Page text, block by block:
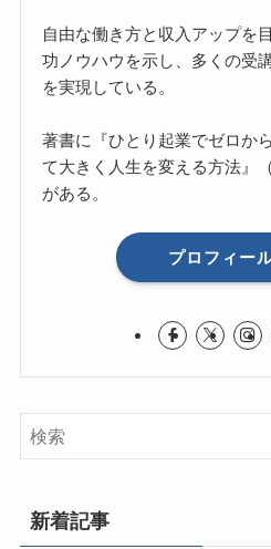
自由な働き方と収入アップを
功ノウハウを示し、多くの受
を実現している。
著書に『ひとり起業でゼロか
て大きく人生を変える方法』
がある。
プロフィー
新着記事